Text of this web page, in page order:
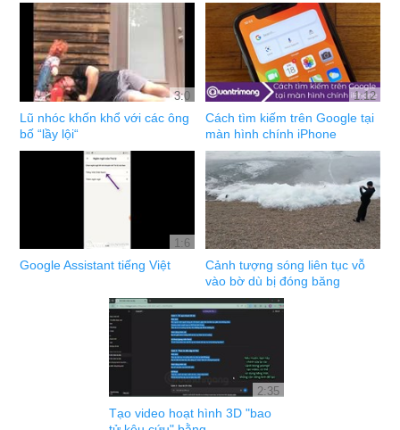
3:0
Lũ nhóc khốn khổ với các ông
bố “lầy lội“
1:12
Cách tìm kiếm trên Google tại
màn hình chính iPhone
1:6
Google Assistant tiếng Việt
Cảnh tượng sóng liên tục vỗ
vào bờ dù bị đóng băng
2:35
Tạo video hoạt hình 3D "bao